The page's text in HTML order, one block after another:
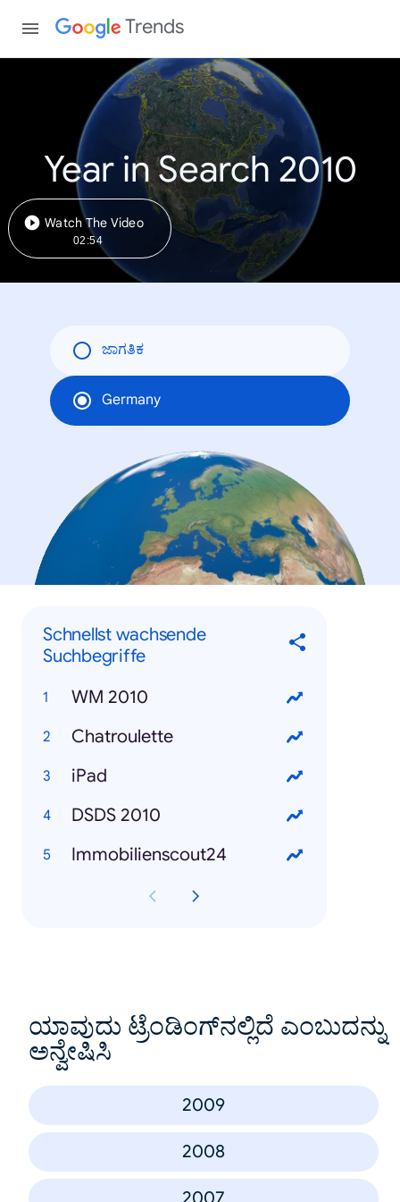
Trends
Year in Search 2010
Watch The Video
02:54
ಜಾಗತಿಕ
Germany
Schnellst wachsende
Suchbegriffe
WM 2010
Chatroulette
iPad
DSDS 2010
Immobilienscout24
ಯಾವುದು ಟ್ರೆಂಡಿಂಗ್‌ನಲ್ಲಿದೆ ಎಂಬುದನ್ನು
ಅನ್ವೇಷಿಸಿ
2009
2008